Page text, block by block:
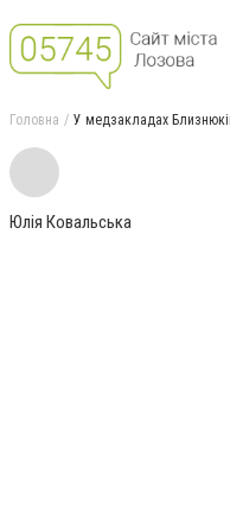
Головна У медзакладах
Юлія Ковальська